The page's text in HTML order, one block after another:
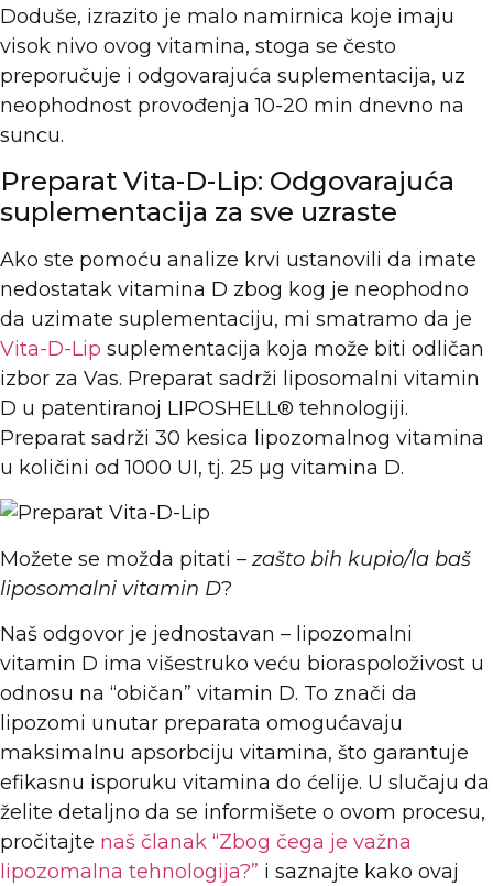
Doduše, izrazito je malo namirnica koje imaju
visok nivo ovog vitamina, stoga se često
preporučuje i odgovarajuća suplementacija, uz
neophodnost provođenja 10-20 min dnevno na
suncu.
Preparat Vita-D-Lip: Odgovarajuća
suplementacija za sve uzraste
Ako ste pomoću analize krvi ustanovili da imate
nedostatak vitamina D zbog kog je neophodno
da uzimate suplementaciju, mi smatramo da je
Vita-D-Lip suplementacija koja može biti odličan
izbor za Vas. Preparat sadrži liposomalni vitamin
D u patentiranoj LIPOSHELL® tehnologiji.
Preparat sadrži 30 kesica lipozomalnog vitamina
u količini od 1000 UI, tj. 25 µg vitamina D.
Možete se možda pitati –zašto bih kupio/la baš
liposomalni vitamin D?
Naš odgovor je jednostavan – lipozomalni
vitamin D ima višestruko veću bioraspoloživost u
odnosu na “običan” vitamin D. To znači da
lipozomi unutar preparata omogućavaju
maksimalnu apsorbciju vitamina, što garantuje
efikasnu isporuku vitamina do ćelije. U slučaju da
želite detaljno da se informišete o ovom procesu,
pročitajte naš članak “Zbog čega je važna
lipozomalna tehnologija?” i saznajte kako ovaj